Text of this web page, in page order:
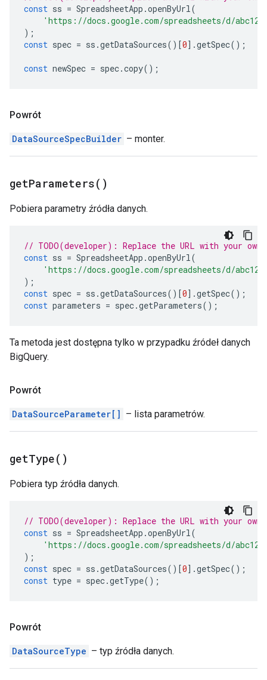
const ss = SpreadsheetApp .openByUrl(
'https://docs.google.com/spreadsheets/d/
);
const spec = ss .getDataSources()[0].getSpec();
const newSpec = spec.copy();
Powrót
DataSourceSpecBuilder – monter.
getParameters( )
Pobiera parametry źródła danych.
// TODO(developer): Replace the URL with your own.
const ss = SpreadsheetApp .openByUrl(
'https://docs.google.com/spreadsheets/d/
);
const spec = ss .getDataSources()[0].getSpec();
const parameters = spec.getParameters();
Ta metoda jest dostępna tylko w przypadku źródeł danych
BigQuery.
Powrót
DataSourceParameter[] – lista parametrów.
getType( )
Pobiera typ źródła danych.
// TODO(developer): Replace the URL with your own.
const ss = SpreadsheetApp .openByUrl(
'https://docs.google.com/spreadsheets/d/
);
const spec = ss .getDataSources()[0].getSpec();
const type = spec.getType();
Powrót
DataSourceType – typ źródła danych.